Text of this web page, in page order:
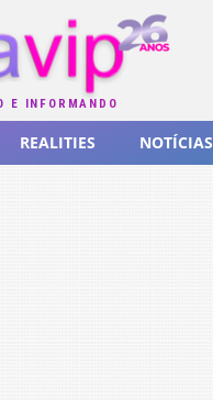
E INFORMANDO
REALITIES NOTÍCIAS